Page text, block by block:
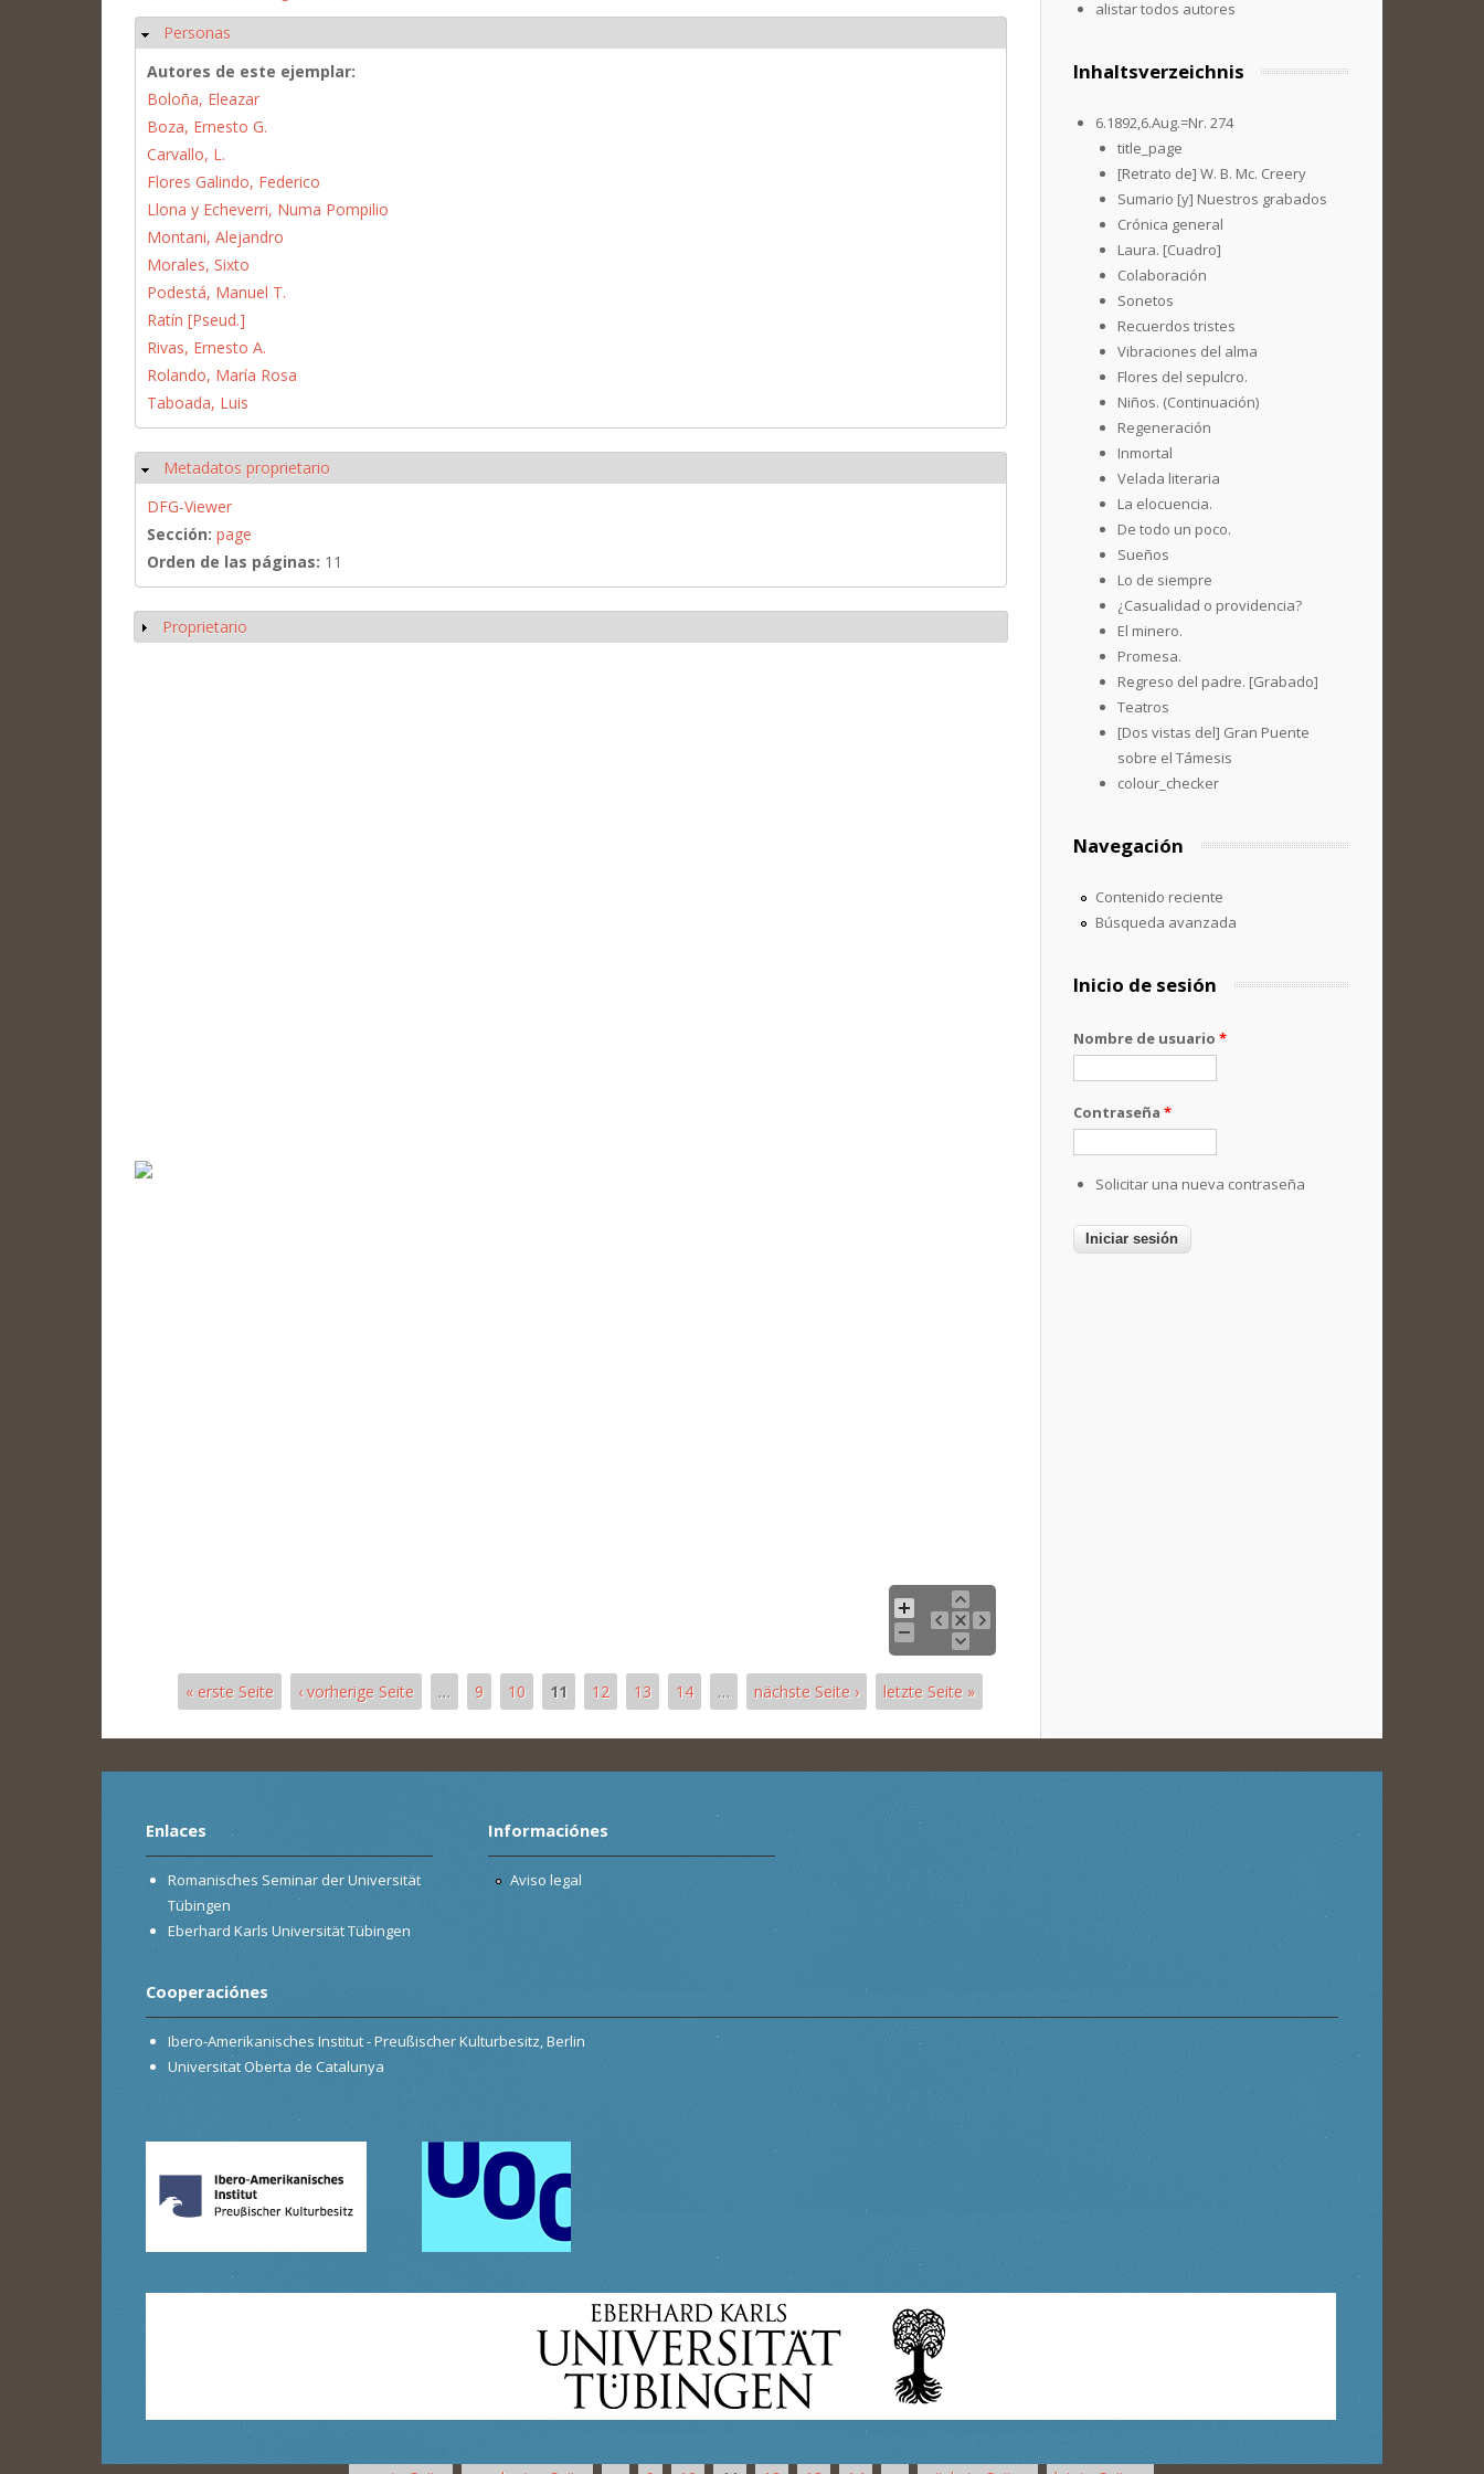
Ocultar
Personas
Autores de este ejemplar:
Boloña, Eleazar
Boza, Ernesto G.
Carvallo, L.
Flores Galindo, Federico
Llona y Echeverri, Numa Pompilio
Montani, Alejandro
Morales, Sixto
Podestá, Manuel T.
Ratín [Pseud.]
Rivas, Ernesto A.
Rolando, María Rosa
Taboada, Luis
Ocultar
Metadatos proprietario
DFG-Viewer
Sección: page
Orden de las páginas: 11
Mostrar
Proprietario
« erste Seite ‹ vorherige Seite … 9 10 11 12 13 14 … nächste Seite › letzte Seite »
alistar todos autores
Inhaltsverzeichnis
6.1892,6.Aug.=Nr. 274
title_page
[Retrato de] W. B. Mc. Creery
Sumario [y] Nuestros grabados
Crónica general
Laura. [Cuadro]
Colaboración
Sonetos
Recuerdos tristes
Vibraciones del alma
Flores del sepulcro.
Niños. (Continuación)
Regeneración
Inmortal
Velada literaria
La elocuencia.
De todo un poco.
Sueños
Lo de siempre
¿Casualidad o providencia?
El minero.
Promesa.
Regreso del padre. [Grabado]
Teatros
[Dos vistas del] Gran Puente
sobre el Támesis
colour_checker
Navegación
Contenido reciente
Búsqueda avanzada
Inicio de sesión
Nombre de usuario *
Contraseña *
Solicitar una nueva contraseña
Enlaces
Romanisches Seminar der Universität
Tübingen
Eberhard Karls Universität Tübingen
Informaciónes
Aviso legal
Cooperaciónes
Ibero-Amerikanisches Institut - Preußischer Kulturbesitz, Berlin
Universitat Oberta de Catalunya